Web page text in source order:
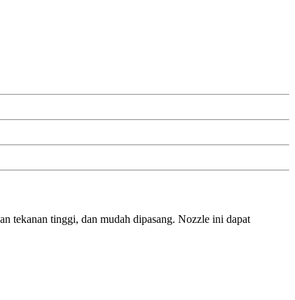
tekanan tinggi, dan mudah dipasang. Nozzle ini dapat